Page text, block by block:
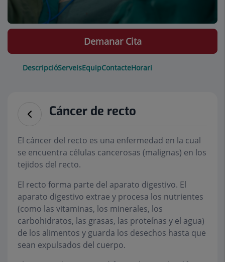
DescripcióServeisEquipContacteHorari
Demanar Cita
Cáncer de recto
El cáncer del recto es una enfermedad en la cual
se encuentra células cancerosas (malignas) en los
tejidos del recto.
El recto forma parte del aparato digestivo. El
aparato digestivo extrae y procesa los nutrientes
(como las vitaminas, los minerales, los
carbohidratos, las grasas, las proteínas y el agua)
de los alimentos y guarda los desechos hasta que
sean expulsados del cuerpo.